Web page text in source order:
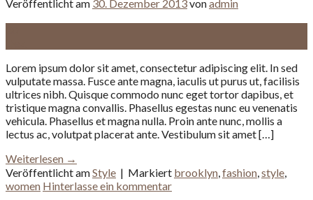
Veröffentlicht am 30. Dezember 2013vonadmin
Lorem ipsum dolor sit amet, consectetur adipiscing elit. In sed
vulputate massa. Fusce ante magna, iaculis ut purus ut, facilisis
ultrices nibh. Quisque commodo nunc eget tortor dapibus, et
tristique magna convallis. Phasellus egestas nunc eu venenatis
vehicula. Phasellus et magna nulla. Proin ante nunc, mollis a
lectus ac, volutpat placerat ante. Vestibulum sit amet […]
Weiterlesen →
Veröffentlicht amStyle | Markiert brooklyn,fashion,style,
women Hinterlasse ein kommentar